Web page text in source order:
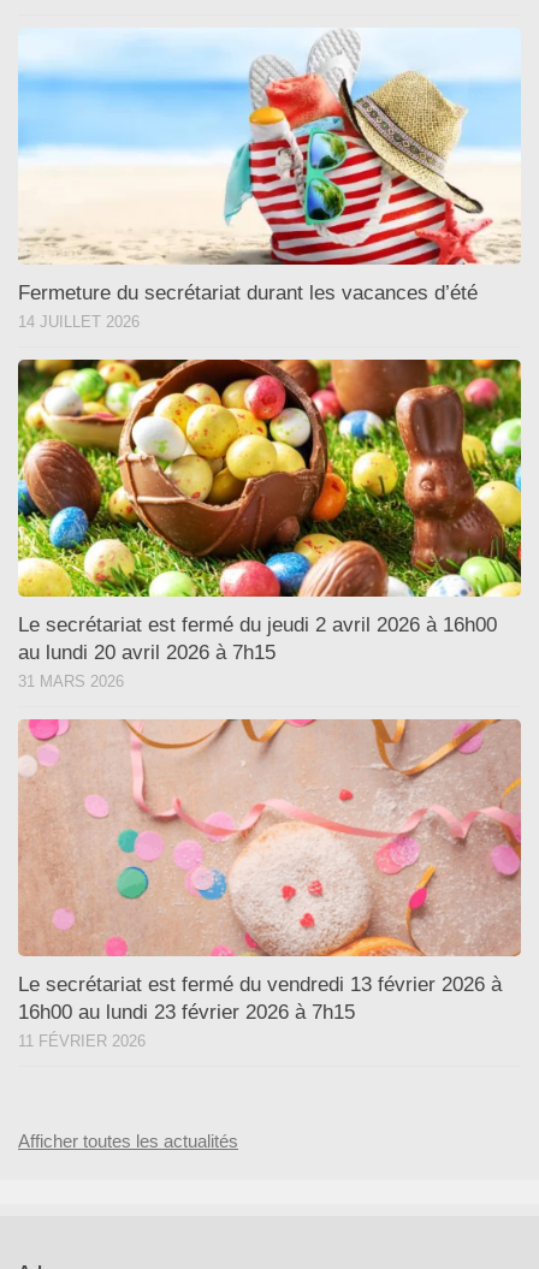
Fermeture du secrétariat durant les vacances d’été
14 JUILLET 2026
Le secrétariat est fermé du jeudi 2 avril 2026 à 16h00
au lundi 20 avril 2026 à 7h15
31 MARS 2026
Le secrétariat est fermé du vendredi 13 février 2026 à
16h00 au lundi 23 février 2026 à 7h15
11 FÉVRIER 2026
Afficher toutes les actualités